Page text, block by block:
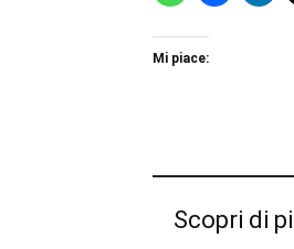
Mi piace:
Scopri di